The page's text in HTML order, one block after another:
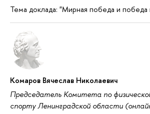
Тема доклада: "Мирная победа и
Комаров Вячеслав Николаевич
Председатель Комитета по
спорту Ленинградской области